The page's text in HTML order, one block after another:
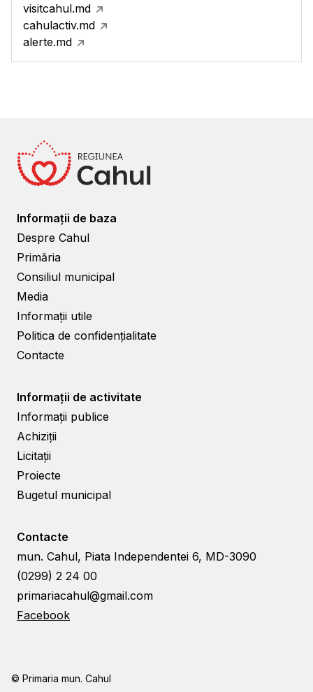
visitcahul.md
cahulactiv.md
alerte.md
Informații de baza
Despre Cahul
Primăria
Consiliul municipal
Media
Informații utile
Politica de confidențialitate
Contacte
Informații de activitate
Informații publice
Achiziții
Licitații
Proiecte
Bugetul municipal
Contacte
mun. Cahul, Piata Independentei 6, MD-3090
(0299) 2 24 00
primariacahul@gmail.com
Facebook
© Primaria mun. Cahul